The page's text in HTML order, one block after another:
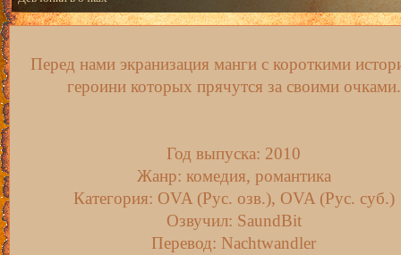
Перед нами экранизация манги с короткими
героини которых прячутся за своими очками.
Год выпуска: 2010
Жанр: комедия, романтика
Категория: OVA (Рус. озв.), OVA (Рус. суб.)
Озвучил: SaundBit
Перевод: Nachtwandler